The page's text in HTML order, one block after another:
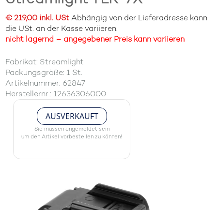
€ 219,00 inkl. UStAbhängig von der Lieferadresse kann
die USt. an der Kasse variieren.
nicht lagernd – angegebener Preis kann variieren
Fabrikat: Streamlight
Packungsgröße: 1 St.
Artikelnummer: 62847
Herstellernr.: 12636306000
AUSVERKAUFT
Sie müssen angemeldet sein
um den Artikel vorbestellen zu können!